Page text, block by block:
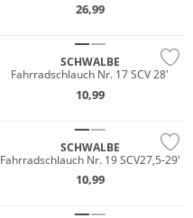
26,99
SCHWALBE
Fahrradschlauch Nr. 17 SCV 28'
10,99
SCHWALBE
Fahrradschlauch Nr. 19 SCV27,5-29'
10,99